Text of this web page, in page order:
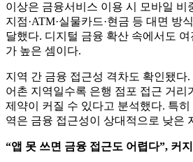
이상은 금융서비스 이용 시 모바일 비
지점·ATM·실물카드·현금 등 대면 방
달했다. 디지털 금융 확산 속에서도
가 높은 셈이다.
지역 간 금융 접근성 격차도 확인됐다
어촌 지역일수록 은행 점포 접근 거리
제약이 커질 수 있다고 분석했다. 특히
역은 금융 접근성이 상대적으로 낮은
“앱 못 쓰면 금융 접근도 어렵다”, 커